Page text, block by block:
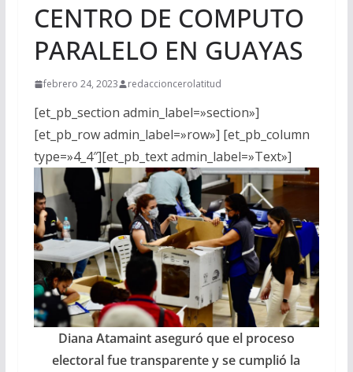
CENTRO DE COMPUTO
PARALELO EN GUAYAS
febrero 24, 2023 redaccioncerolatitud
[et_pb_section admin_label=»section»]
[et_pb_row admin_label=»row»] [et_pb_column
type=»4_4″][et_pb_text admin_label=»Text»]
Diana Atamaint aseguró que el proceso
electoral fue transparente y se cumplió la